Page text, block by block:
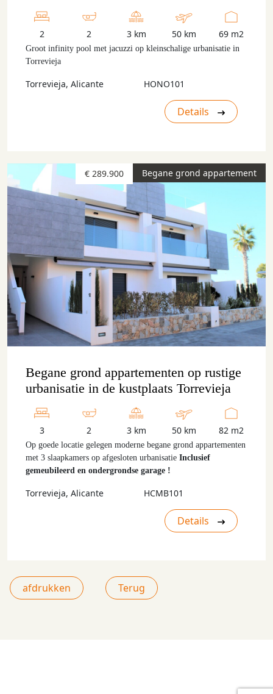
2 2 3 km 50 km 69 m2
Groot infinity pool met jacuzzi op kleinschalige urbanisatie in
Torrevieja
Torrevieja, Alicante HONO101
Details
Begane grond appartement
€ 289.900
Begane grond appartementen op rustige
urbanisatie in de kustplaats Torrevieja
3 2 3 km 50 km 82 m2
Op goede locatie gelegen moderne begane grond appartementen
met 3 slaapkamers op afgesloten urbanisatie Inclusief
gemeubileerd en ondergrondse garage !
Torrevieja, Alicante HCMB101
Details
afdrukken Terug